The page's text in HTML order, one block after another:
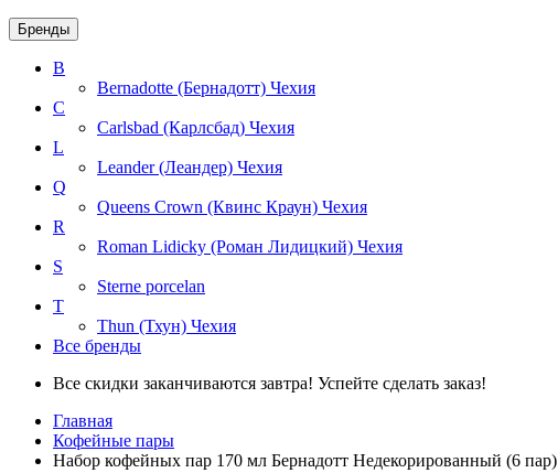
Бренды
B
Bernadotte (Бернадотт) Чехия
C
Carlsbad (Карлсбад) Чехия
L
Leander (Леандер) Чехия
Q
Queens Crown (Квинс Краун) Чехия
R
Roman Lidicky (Роман Лидицкий) Чехия
S
Sterne porcelan
T
Thun (Тхун) Чехия
Все бренды
Все скидки заканчиваются завтра! Успейте сделать заказ!
Главная
Кофейные пары
Набор кофейных пар 170 мл Бернадотт Недекорированный (6 пар)